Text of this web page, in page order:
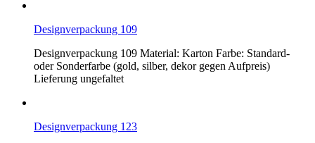
Designverpackung 109
Designverpackung 109 Material: Karton Farbe: Standard-
oder Sonderfarbe (gold, silber, dekor gegen Aufpreis)
Lieferung ungefaltet
Designverpackung 123